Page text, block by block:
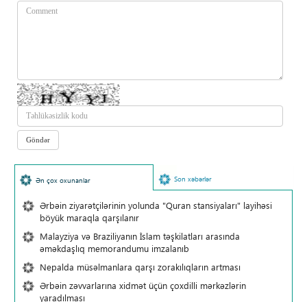
Ən çox oxunanlar Son xəbərlər
Ərbəin ziyarətçilərinin yolunda "Quran stansiyaları" layihəsi
böyük maraqla qarşılanır
Malayziya və Braziliyanın İslam təşkilatları arasında
əməkdaşlıq memorandumu imzalanıb
Nepalda müsəlmanlara qarşı zorakılıqların artması
Ərbəin zəvvarlarına xidmət üçün çoxdilli mərkəzlərin
yaradılması